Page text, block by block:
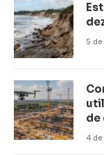
5
de
4